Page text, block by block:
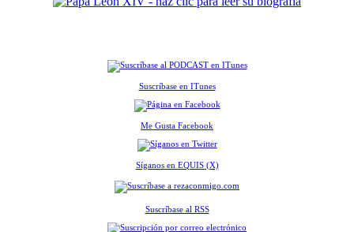
Suscríbase en ITunes
Me Gusta Facebook
Síganos en EQUIS (X)
Suscríbase al RSS